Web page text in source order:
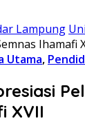
Lampung
Ihamafi
Utama,
XVII